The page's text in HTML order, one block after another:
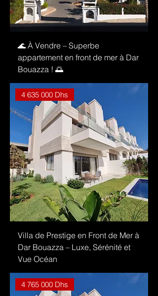
🌊 À Vendre – Superbe
appartement en front de mer à Dar
Bouazza ! 🌅
4 635 000 Dhs
Villa de Prestige en Front de Mer à
Dar Bouazza – Luxe, Sérénité et
Vue Océan
4 765 000 Dhs